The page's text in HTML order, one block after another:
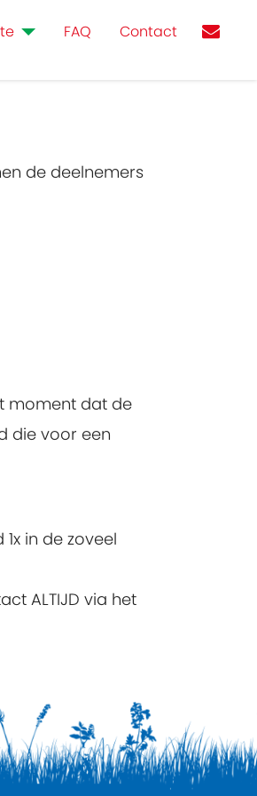
FAQ Contact
de deelnemers
moment dat de
die voor een
in de zoveel
ALTIJD via het